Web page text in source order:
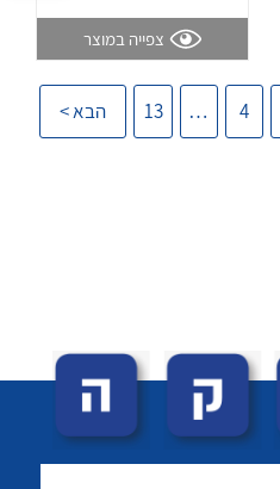
לכל מוצרי היצרן
צפייה במוצר
4
…
13 הבא >